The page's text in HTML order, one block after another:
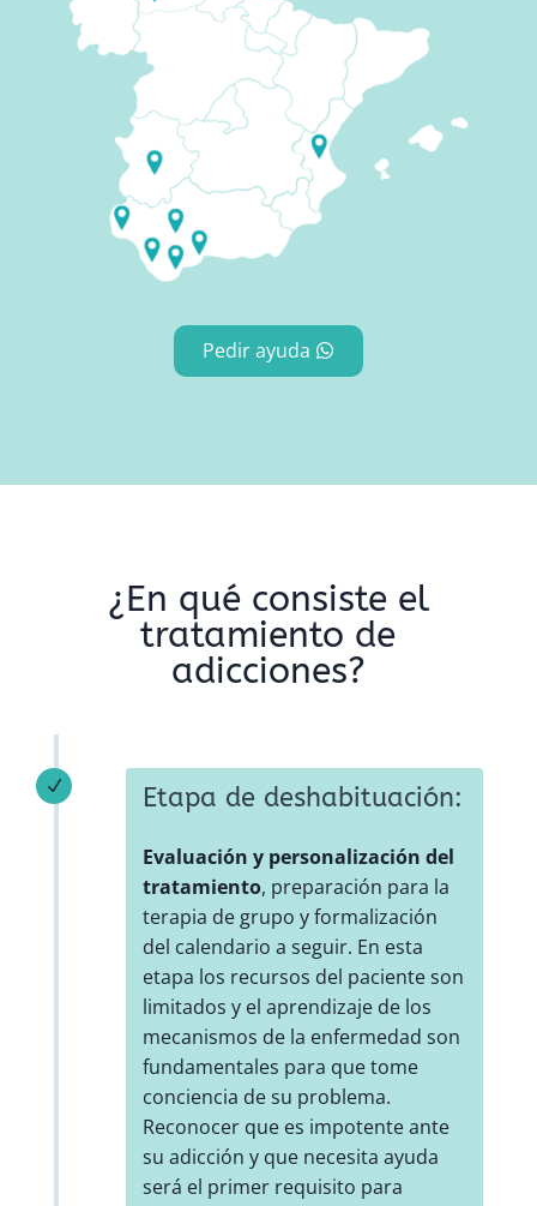
Pedir ayuda
¿En qué consiste el
tratamiento de
adicciones?
N Etapa de deshabituación:
Evaluación y personalización del
tratamiento, preparación para la
terapia de grupo y formalización
del calendario a seguir. En esta
etapa los recursos del paciente son
limitados y el aprendizaje de los
mecanismos de la enfermedad son
fundamentales para que tome
conciencia de su problema.
Reconocer que es impotente ante
su adicción y que necesita ayuda
será el primer requisito para